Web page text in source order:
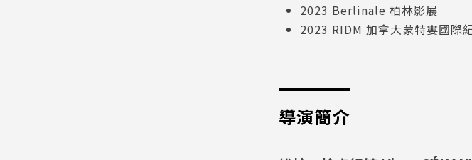
2023 Berlinale 柏林影展
2023 RIDM 加拿大蒙特婁國際
導演簡介